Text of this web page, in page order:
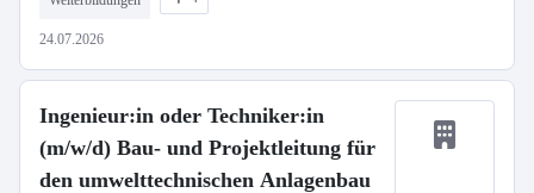
24.07.2026
Ingenieur:in oder Techniker:in
(m/w/d) Bau- und Projektleitung für
den umwelttechnischen Anlagenbau